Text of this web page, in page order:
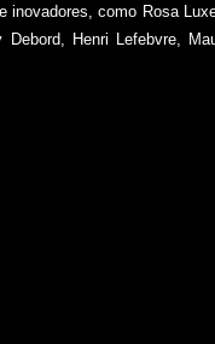
como Rosa
Henri Lefebvre,